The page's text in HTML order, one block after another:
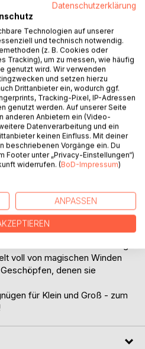
dem Land, in dem immer die
einen neuen Freund
beiden auf
zu den großen Bäumen,
sogar ein Reh darauf laufen
voll von magischen Winden
denen sie
für Klein und Groß - zum
Datenschutzerklärung
Technologien auf unserer
und technisch notwendig.
(z. B. Cookies oder
Tracking), um zu messen, wie häufig
genutzt wird. Wir verwenden
und setzen hierzu
Drittanbieter ein, wodurch ggf.
Tracking-Pixel, IP-Adressen
genutzt werden. Auf unserer Seite
anderen Anbietern ein (Video-
Datenverarbeitung und ein
keinen Einfluss. Mit deiner
beschriebenen Vorgänge ein. Du
Footer unter „Privacy-Einstellungen“)
widerrufen. (BoD-Impressum)
ANPASSEN